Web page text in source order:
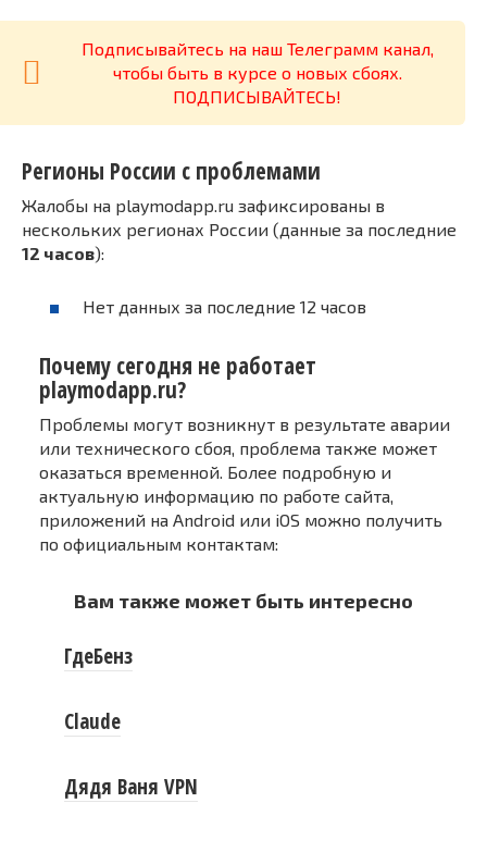
Подписывайтесь на наш Телеграмм канал,
чтобы быть в курсе о новых сбоях.
ПОДПИСЫВАЙТЕСЬ!
Регионы России с проблемами
Жалобы на playmodapp.ru зафиксированы в
нескольких регионах России (данные за последние
12 часов):
Нет данных за последние 12 часов
Почему сегодня не работает
playmodapp.ru?
Проблемы могут возникнут в результате аварии
или технического сбоя, проблема также может
оказаться временной. Более подробную и
актуальную информацию по работе сайта,
приложений на Android или iOS можно получить
по официальным контактам:
Вам также может быть интересно
ГдеБенз
Claude
Дядя Ваня VPN